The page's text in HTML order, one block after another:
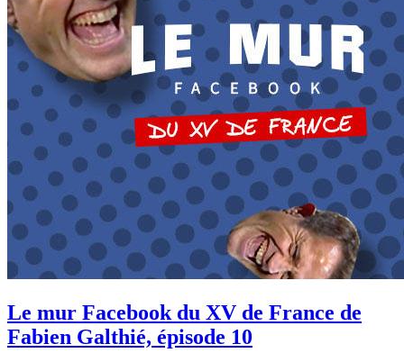
Le mur Facebook du XV de France de
Fabien Galthié, épisode 10